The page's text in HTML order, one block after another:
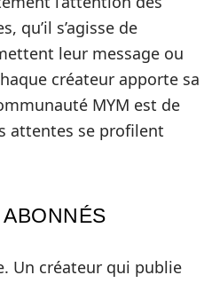
qu’il s’agisse de
leur message ou
créateur apporte sa
MYM est de
attentes se profilent
Un créateur qui publie